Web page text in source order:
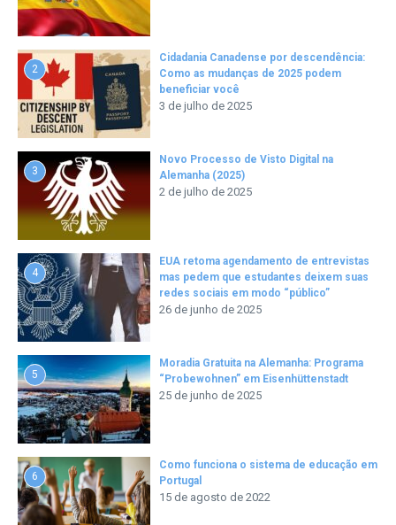
2
Cidadania Canadense por descendência:
Como as mudanças de 2025 podem
beneficiar você
3 de julho de 2025
3
Novo Processo de Visto Digital na
Alemanha (2025)
2 de julho de 2025
4
EUA retoma agendamento de entrevistas
mas pedem que estudantes deixem suas
redes sociais em modo “público”
26 de junho de 2025
5
Moradia Gratuita na Alemanha: Programa
“Probewohnen” em Eisenhüttenstadt
25 de junho de 2025
6
Como funciona o sistema de educação em
Portugal
15 de agosto de 2022